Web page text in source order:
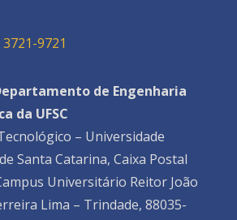
9721
de Engenharia
da UFSC
– Universidade
Santa Catarina, Caixa Postal
Universitário Reitor João
Lima – Trindade, 88035-